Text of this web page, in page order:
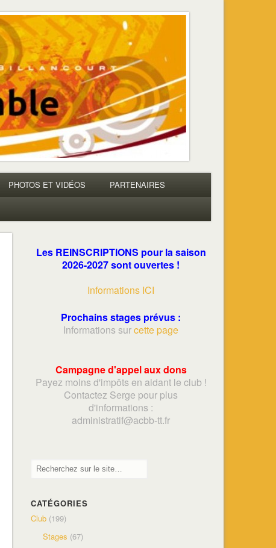
PHOTOS ET VIDÉOS PARTENAIRES
Les REINSCRIPTIONS pour la saison
2026-2027 sont ouvertes !
Informations ICI
Prochains stages prévus :
Informations surcette page
Campagne d'appel aux dons
Payez moins d'impôts en aidant le club !
Contactez Serge pour plus
d'informations :
administratif@acbb-tt.fr
CATÉGORIES
Club (199)
Stages (67)